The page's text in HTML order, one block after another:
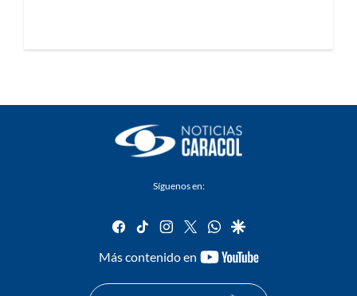
Síguenos en:
facebook
tiktok instagram
twitterwhatsapp
google
Más contenido en
youtube-